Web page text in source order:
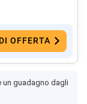
OFFERTA
un guadagno dagli